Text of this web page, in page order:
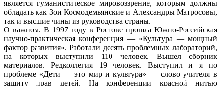
является гуманистическое мировоззрение, которым должны
обладать как Зои Космодемьянские и Александры Матросовы,
так и высшие чины из руководства страны.
О важном. В 1997 году в Ростове прошла Южно-Российская
научно-практическая конференция — «Культура — мощный
фактор развития». Работали десять проблемных лабораторий,
на которых выступили 110 человек. Вышел сборник
материалов. Редколлегия 19 человек. Выступил и я по
проблеме «Дети — это мир и культура» — слово учителя в
защиту прав детей. На конференции красной нитью